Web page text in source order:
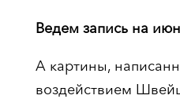
Ведем запись на
А картины,
воздействием